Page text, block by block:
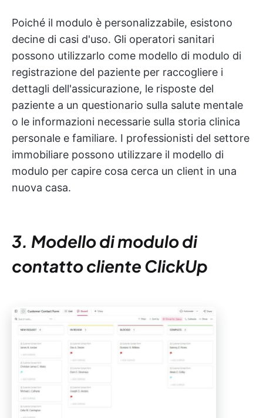
Poiché il modulo è personalizzabile, esistono
decine di casi d'uso. Gli operatori sanitari
possono utilizzarlo come modello di modulo di
registrazione del paziente per raccogliere i
dettagli dell'assicurazione, le risposte del
paziente a un questionario sulla salute mentale
o le informazioni necessarie sulla storia clinica
personale e familiare. I professionisti del settore
immobiliare possono utilizzare il modello di
modulo per capire cosa cerca un client in una
nuova casa.
3. Modello di modulo di
contatto cliente ClickUp